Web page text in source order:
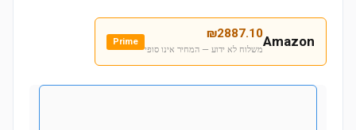
Amazon
₪2887.10
משלוח לא ידוע — המחיר אינו סופי
Prime